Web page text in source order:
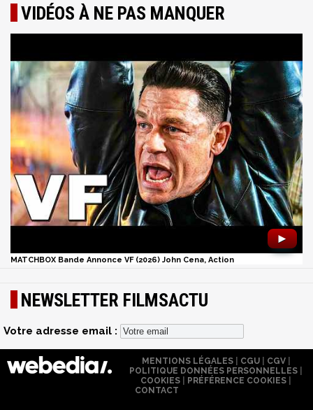
VIDÉOS À NE PAS MANQUER
►
MATCHBOX Bande Annonce VF (2026) John Cena, Action
NEWSLETTER FILMSACTU
Votre adresse email :
MENTIONS LÉGALES| CGU| CGV|
POLITIQUE DONNÉES PERSONNELLES
COOKIES
PRÉFÉRENCE COOKIES
CONTACT